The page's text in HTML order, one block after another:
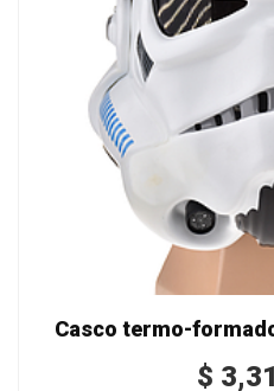
Casco termo-
$